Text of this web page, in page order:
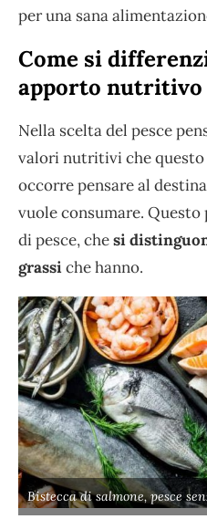
per una sana
Come si
apporto nutritivo
Nella scelta del pesce
valori nutritivi che
occorre pensare al
vuole consumare.
di pesce, chesi
grassiche hanno.
Bistecca di salmone, pesce